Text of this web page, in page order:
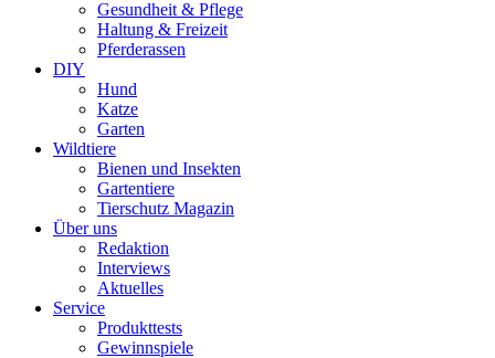
Gesundheit & Pflege
Haltung & Freizeit
Pferderassen
DIY
Hund
Katze
Garten
Wildtiere
Bienen und Insekten
Gartentiere
Tierschutz Magazin
Über uns
Redaktion
Interviews
Aktuelles
Service
Produkttests
Gewinnspiele